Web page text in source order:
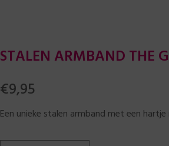
STALEN ARMBAND THE
€9,95
Een unieke stalen armband met een